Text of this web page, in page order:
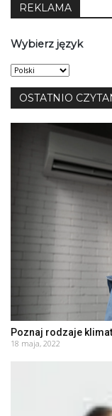
REKLAMA
Wybierz język
Wybierz
język
OSTATNIO
Poznaj rodzaje
18 maja, 2022